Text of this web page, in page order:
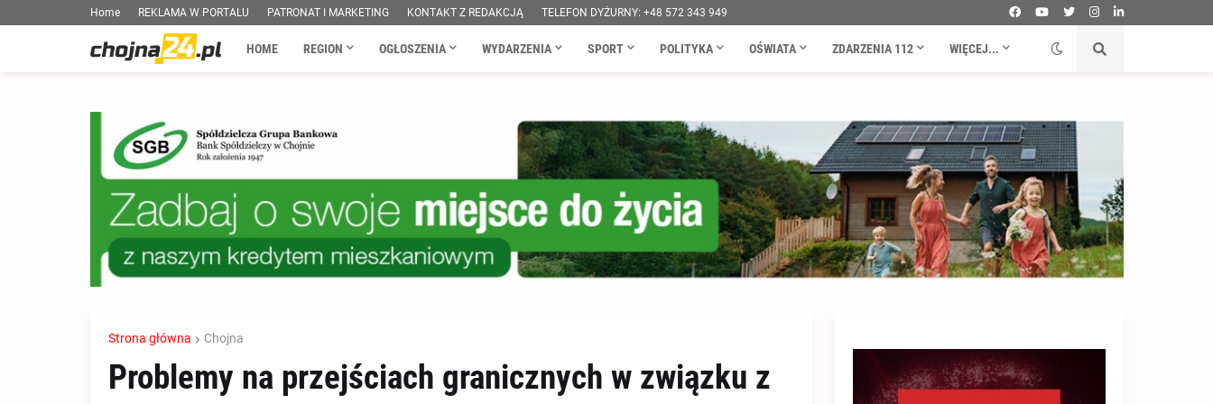
Home REKLAMA W PORTALU PATRONAT I MARKETING KONTAKT Z REDAKCJĄ TELEFON DYŻURNY: +48 572 343 949
HOME REGION OGŁOSZENIA WYDARZENIA SPORT POLITYKA OŚWIATA ZDARZENIA 112 WIĘCEJ...
Strona główna Chojna
Problemy na przejściach granicznych w związku z